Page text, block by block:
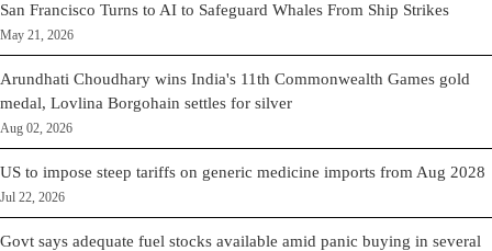
San Francisco Turns to AI to Safeguard Whales From Ship Strikes
May 21, 2026
Arundhati Choudhary wins India's 11th Commonwealth Games gold
medal, Lovlina Borgohain settles for silver
Aug 02, 2026
US to impose steep tariffs on generic medicine imports from Aug 2028
Jul 22, 2026
Govt says adequate fuel stocks available amid panic buying in several